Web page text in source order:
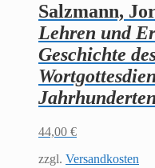
Salzmann,
Lehren und
Geschichte
Jahrhunderten
44,00 €
zzgl. Versandkosten